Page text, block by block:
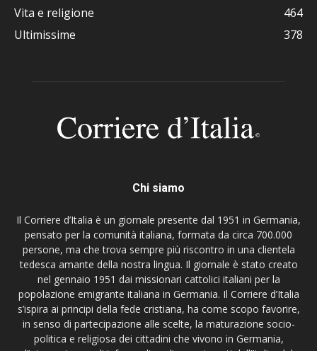
Vita e religione
464
Ultimissime
378
Chi siamo
Il Corriere d’Italia è un giornale presente dal 1951 in Germania,
pensato per la comunità italiana, formata da circa 700.000
persone, ma che trova sempre più riscontro in una clientela
tedesca amante della nostra lingua. Il giornale è stato creato
nel gennaio 1951 dai missionari cattolici italiani per la
popolazione emigrante italiana in Germania. Il Corriere d’Italia
s’ispira ai principi della fede cristiana, ha come scopo favorire,
in senso di partecipazione alle scelte, la maturazione socio-
politica e religiosa dei cittadini che vivono in Germania,